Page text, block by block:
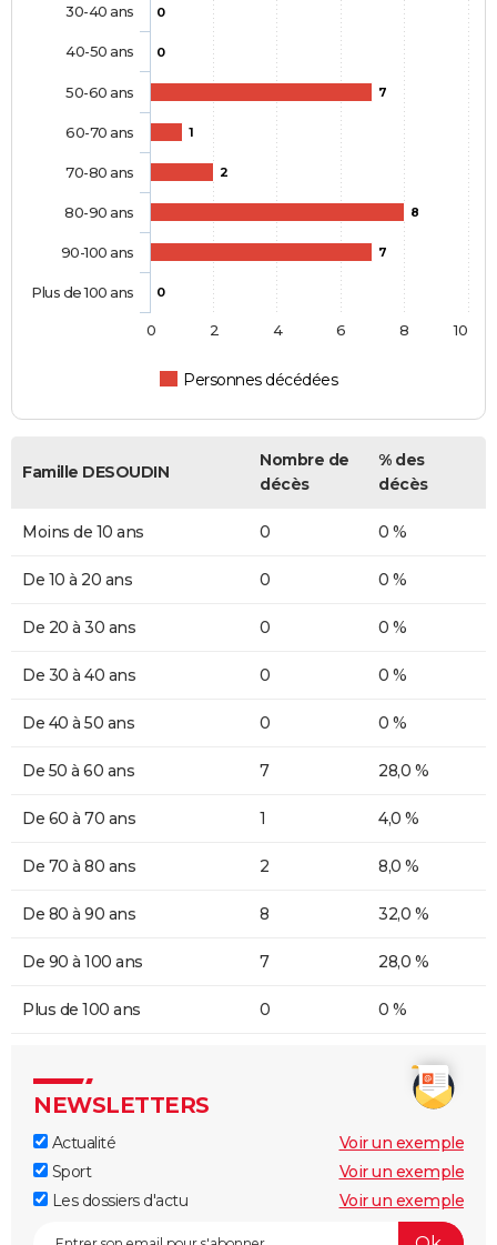
0
0
7
1
2
8
7
0
Personnes décédées
30-40 ans
40-50 ans
50-60 ans
60-70 ans
70-80 ans
80-90 ans
90-100 ans
Plus de 100 ans
0 2 4 6 8 10
Famille DESOUDIN
Nombre de
décès
% des
décès
Moins de 10 ans 0 0 %
De 10 à 20 ans 0 0 %
De 20 à 30 ans 0 0 %
De 30 à 40 ans 0 0 %
De 40 à 50 ans 0 0 %
De 50 à 60 ans 7 28,0 %
De 60 à 70 ans 1 4,0 %
De 70 à 80 ans 2 8,0 %
De 80 à 90 ans 8 32,0 %
De 90 à 100 ans 7 28,0 %
Plus de 100 ans 0 0 %
NEWSLETTERS
Actualité
Voir un exemple
Sport
Voir un exemple
Les dossiers d'actu
Voir un exemple